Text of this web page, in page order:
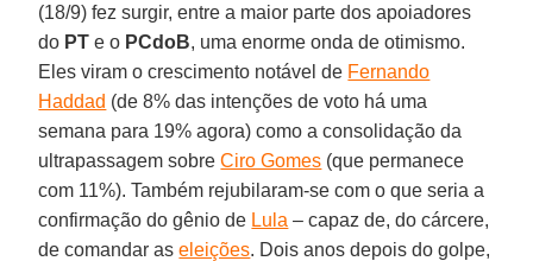
(18/9) fez surgir, entre a maior parte dos apoiadores
do PT e o PCdoB, uma enorme onda de otimismo.
Eles viram o crescimento notável de Fernando
Haddad (de 8% das intenções de voto há uma
semana para 19% agora) como a consolidação da
ultrapassagem sobreCiro Gomes (que permanece
com 11%). Também rejubilaram-se com o que seria a
confirmação do gênio de Lula – capaz de, do cárcere,
de comandar aseleições. Dois anos depois do golpe,